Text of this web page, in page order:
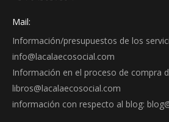
Mail:
Información/presupuestos de los
info@lacalaecosocial.com
Información en el proceso de compra
libros@lacalaecosocial.com
información con respecto al blog: